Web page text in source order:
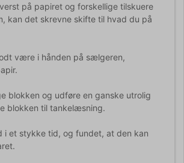
på papiret og forskellige tilskuere
kan det skrevne skifte til hvad du på
være i hånden på sælgeren,
blokken og udføre en ganske utrolig
blokken til tankelæsning.
i et stykke tid, og fundet, at den kan